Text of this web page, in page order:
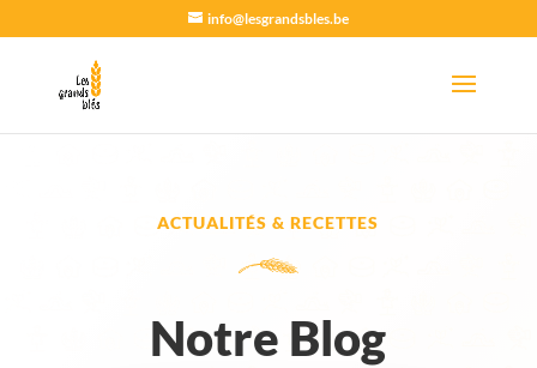
info@lesgrandsbles.be
ACTUALITÉS & RECETTES
Notre Blog